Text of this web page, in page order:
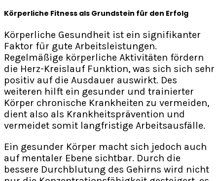
Körperliche Fitness als Grundstein für den Erfolg
Körperliche Gesundheit ist ein signifikanter
Faktor für gute Arbeitsleistungen.
Regelmäßige körperliche Aktivitäten fördern
die Herz-Kreislauf Funktion, was sich sich sehr
positiv auf die Ausdauer auswirkt. Des
weiteren hilft ein gesunder und trainierter
Körper chronische Krankheiten zu vermeiden,
dient also als Krankheitsprävention und
vermeidet somit langfristige Arbeitsausfälle.
Ein gesunder Körper macht sich jedoch auch
auf mentaler Ebene sichtbar. Durch die
bessere Durchblutung des Gehirns wird nicht